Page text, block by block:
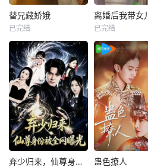
替兄藏娇娥
已完结 已完结
弃少归来，仙尊身份被全网曝光 蛊色撩人